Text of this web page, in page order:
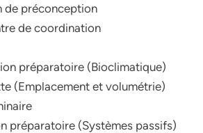
de préconception
de coordination
préparatoire (Bioclimatique)
(Emplacement et volumétrie)
préparatoire (Systèmes passifs)